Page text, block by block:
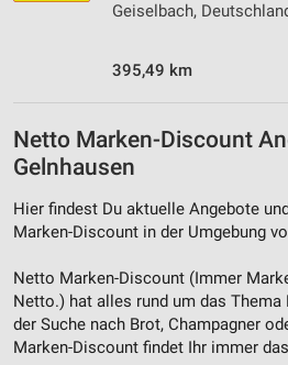
Geiselbach,
395,49 km
Netto Marken-Discount
Gelnhausen
Hier findest Du aktuelle Angebote
Marken-Discount in der Umgebung
Netto Marken-Discount (Immer
Netto.) hat alles rund um das
der Suche nach Brot, Champagner
Marken-Discount findet Ihr immer